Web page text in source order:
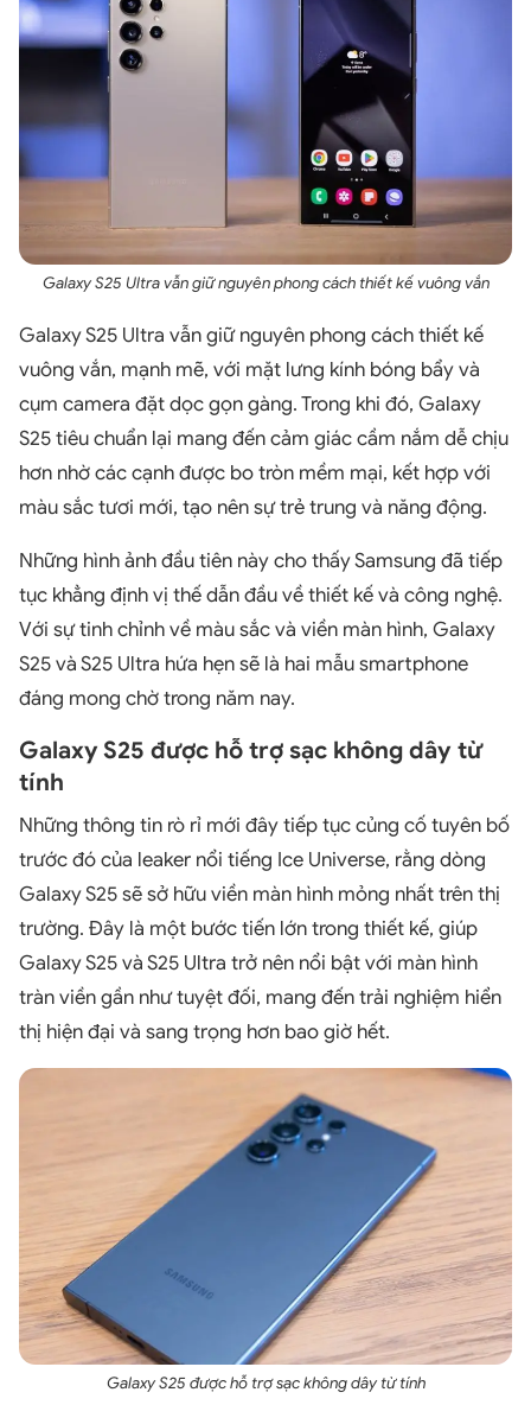
Galaxy S25 Ultra vẫn giữ nguyên phong cách thiết kế vuông vắn
Galaxy S25 Ultra vẫn giữ nguyên phong cách thiết kế
vuông vắn, mạnh mẽ, với mặt lưng kính bóng bẩy và
cụm camera đặt dọc gọn gàng. Trong khi đó, Galaxy
S25 tiêu chuẩn lại mang đến cảm giác cầm nắm dễ chịu
hơn nhờ các cạnh được bo tròn mềm mại, kết hợp với
màu sắc tươi mới, tạo nên sự trẻ trung và năng động.
Những hình ảnh đầu tiên này cho thấy Samsung đã tiếp
tục khẳng định vị thế dẫn đầu về thiết kế và công nghệ.
Với sự tinh chỉnh về màu sắc và viền màn hình, Galaxy
S25 và S25 Ultra hứa hẹn sẽ là hai mẫu smartphone
đáng mong chờ trong năm nay.
Galaxy S25 được hỗ trợ sạc không dây từ
tính
Những thông tin rò rỉ mới đây tiếp tục củng cố tuyên bố
trước đó của leaker nổi tiếng Ice Universe, rằng dòng
Galaxy S25 sẽ sở hữu viền màn hình mỏng nhất trên thị
trường. Đây là một bước tiến lớn trong thiết kế, giúp
Galaxy S25 và S25 Ultra trở nên nổi bật với màn hình
tràn viền gần như tuyệt đối, mang đến trải nghiệm hiển
thị hiện đại và sang trọng hơn bao giờ hết.
Galaxy S25 được hỗ trợ sạc không dây từ tính